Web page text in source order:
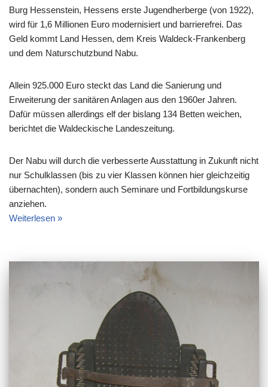
Burg Hessenstein, Hessens erste Jugendherberge (von 1922),
wird für 1,6 Millionen Euro modernisiert und barrierefrei. Das
Geld kommt Land Hessen, dem Kreis Waldeck-Frankenberg
und dem Naturschutzbund Nabu.
Allein 925.000 Euro steckt das Land die Sanierung und
Erweiterung der sanitären Anlagen aus den 1960er Jahren.
Dafür müssen allerdings elf der bislang 134 Betten weichen,
berichtet die Waldeckische Landeszeitung.
Der Nabu will durch die verbesserte Ausstattung in Zukunft nicht
nur Schulklassen (bis zu vier Klassen können hier gleichzeitig
übernachten), sondern auch Seminare und Fortbildungskurse
anziehen.
Weiterlesen »